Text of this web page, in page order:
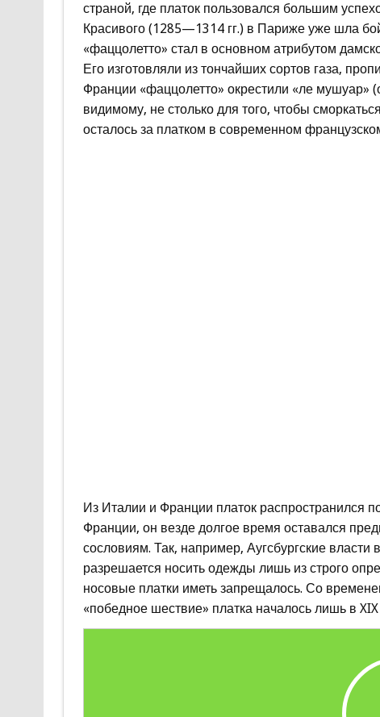
страной, где платок пользовался большим
Красивого (1285—1314 гг.) в Париже уже шла
«фаццолетто» стал в основном атрибутом
Его изготовляли из тончайших сортов газа,
Франции «фаццолетто» окрестили «ле
видимому, не столько для того, чтобы
осталось за платком в современном
Из Италии и Франции платок распространился
Франции, он везде долгое время оставался
сословиям. Так, например, Аугсбургские
разрешается носить одежды лишь из строго
носовые платки иметь запрещалось. Со
«победное шествие» платка началось лишь в XIX